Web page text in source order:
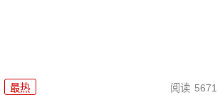
最热 阅读 5671